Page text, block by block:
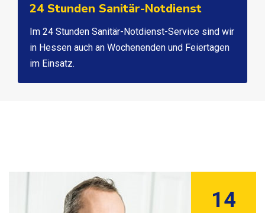
24 Stunden Sanitär-Notdienst
Im 24 Stunden Sanitär-Notdienst-Service sind wir
in Hessen auch an Wochenenden und Feiertagen
im Einsatz.
14